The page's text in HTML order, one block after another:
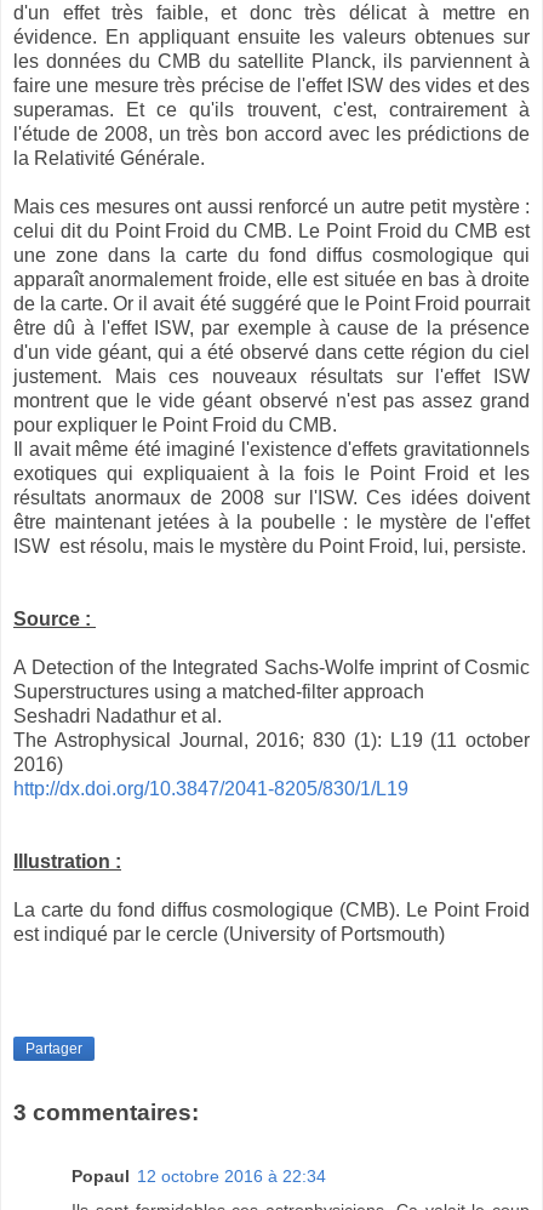
d'un effet très faible, et donc très délicat à mettre en
évidence. En appliquant ensuite les valeurs obtenues sur
les données du CMB du satellite Planck, ils parviennent à
faire une mesure très précise de l'effet ISW des vides et des
superamas. Et ce qu'ils trouvent, c'est, contrairement à
l'étude de 2008, un très bon accord avec les prédictions de
la Relativité Générale.
Mais ces mesures ont aussi renforcé un autre petit mystère :
celui dit du Point Froid du CMB. Le Point Froid du CMB est
une zone dans la carte du fond diffus cosmologique qui
apparaît anormalement froide, elle est située en bas à droite
de la carte. Or il avait été suggéré que le Point Froid pourrait
être dû à l'effet ISW, par exemple à cause de la présence
d'un vide géant, qui a été observé dans cette région du ciel
justement. Mais ces nouveaux résultats sur l'effet ISW
montrent que le vide géant observé n'est pas assez grand
pour expliquer le Point Froid du CMB.
Il avait même été imaginé l'existence d'effets gravitationnels
exotiques qui expliquaient à la fois le Point Froid et les
résultats anormaux de 2008 sur l'ISW. Ces idées doivent
être maintenant jetées à la poubelle : le mystère de l'effet
ISW est résolu, mais le mystère du Point Froid, lui, persiste.
Source :
A Detection of the Integrated Sachs-Wolfe imprint of Cosmic
Superstructures using a matched-filter approach
Seshadri Nadathur et al.
The Astrophysical Journal, 2016; 830 (1): L19 (11 october
2016)
http://dx.doi.org/10.3847/2041-8205/830/1/L19
Illustration :
La carte du fond diffus cosmologique (CMB). Le Point Froid
est indiqué par le cercle (University of Portsmouth)
Partager
3 commentaires:
Popaul 12 octobre 2016 à 22:34